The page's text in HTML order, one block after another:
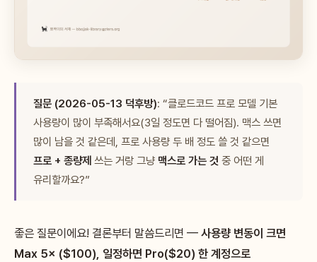
질문 (2026-05-13 덕후방): “클로드코드 프로 모델 기본
사용량이 많이 부족해서요(3일 정도면 다 떨어짐). 맥스 쓰면
많이 남을 것 같은데, 프로 사용량 두 배 정도 쓸 것 같으면
프로 + 종량제 쓰는 거랑 그냥 맥스로 가는 것 중 어떤 게
유리할까요?”
좋은 질문이에요! 결론부터 말씀드리면 — 사용량 변동이 크면
Max 5× ($100), 일정하면 Pro($20) 한 계정으로